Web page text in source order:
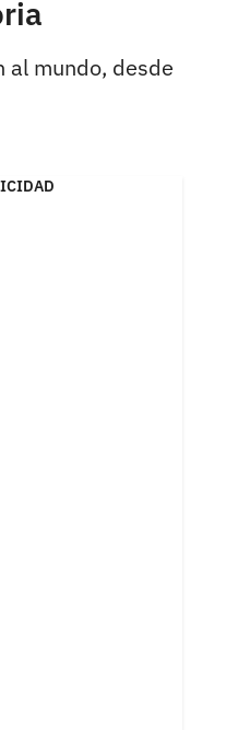
al mundo, desde